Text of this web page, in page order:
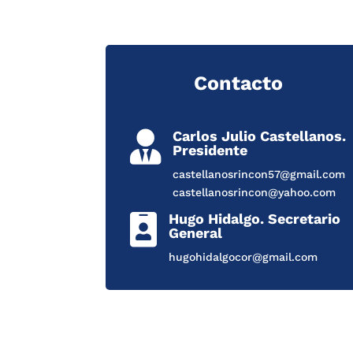
Contacto

Carlos Julio Castellanos.
Presidente
castellanosrincon57@gmail.com
castellanosrincon@yahoo.com

Hugo Hidalgo. Secretario
General
hugohidalgocor@gmail.com